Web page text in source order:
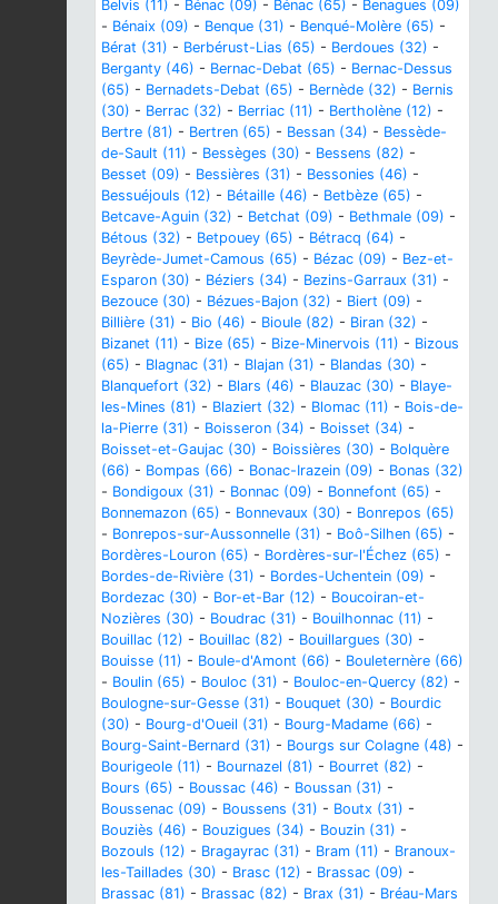
Belvis (11) - Bénac (09) - Bénac (65) - Benagues (09)
- Bénaix (09) - Benque (31) - Benqué-Molère (65) -
Bérat (31) - Berbérust-Lias (65) - Berdoues (32) -
Berganty (46) - Bernac-Debat (65) - Bernac-Dessus
(65) - Bernadets-Debat (65) - Bernède (32) - Bernis
(30) - Berrac (32) - Berriac (11) - Bertholène (12) -
Bertre (81) - Bertren (65) - Bessan (34) - Bessède-
de-Sault (11) - Bessèges (30) - Bessens (82) -
Besset (09) - Bessières (31) - Bessonies (46) -
Bessuéjouls (12) - Bétaille (46) - Betbèze (65) -
Betcave-Aguin (32) - Betchat (09) - Bethmale (09) -
Bétous (32) - Betpouey (65) - Bétracq (64) -
Beyrède-Jumet-Camous (65) - Bézac (09) - Bez-et-
Esparon (30) - Béziers (34) - Bezins-Garraux (31) -
Bezouce (30) - Bézues-Bajon (32) - Biert (09) -
Billière (31) - Bio (46) - Bioule (82) - Biran (32) -
Bizanet (11) - Bize (65) - Bize-Minervois (11) - Bizous
(65) - Blagnac (31) - Blajan (31) - Blandas (30) -
Blanquefort (32) - Blars (46) - Blauzac (30) - Blaye-
les-Mines (81) - Blaziert (32) - Blomac (11) - Bois-de-
la-Pierre (31) - Boisseron (34) - Boisset (34) -
Boisset-et-Gaujac (30) - Boissières (30) - Bolquère
(66) - Bompas (66) - Bonac-Irazein (09) - Bonas (32)
- Bondigoux (31) - Bonnac (09) - Bonnefont (65) -
Bonnemazon (65) - Bonnevaux (30) - Bonrepos (65)
- Bonrepos-sur-Aussonnelle (31) - Boô-Silhen (65) -
Bordères-Louron (65) - Bordères-sur-l'Échez (65) -
Bordes-de-Rivière (31) - Bordes-Uchentein (09) -
Bordezac (30) - Bor-et-Bar (12) - Boucoiran-et-
Nozières (30) - Boudrac (31) - Bouilhonnac (11) -
Bouillac (12) - Bouillac (82) - Bouillargues (30) -
Bouisse (11) - Boule-d'Amont (66) - Bouleternère (66)
- Boulin (65) - Bouloc (31) - Bouloc-en-Quercy (82) -
Boulogne-sur-Gesse (31) - Bouquet (30) - Bourdic
(30) - Bourg-d'Oueil (31) - Bourg-Madame (66) -
Bourg-Saint-Bernard (31) - Bourgs sur Colagne (48) -
Bourigeole (11) - Bournazel (81) - Bourret (82) -
Bours (65) - Boussac (46) - Boussan (31) -
Boussenac (09) - Boussens (31) - Boutx (31) -
Bouziès (46) - Bouzigues (34) - Bouzin (31) -
Bozouls (12) - Bragayrac (31) - Bram (11) - Branoux-
les-Taillades (30) - Brasc (12) - Brassac (09) -
Brassac (81) - Brassac (82) - Brax (31) - Bréau-Mars